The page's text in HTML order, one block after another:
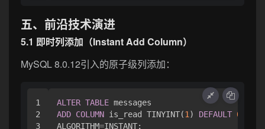
五、前沿技术演进
5.1 即时列添加（Instant Add Column）
MySQL 8.0.12引入的原子级列添加：
1
2
ALTER TABLE
ADD COLUMN is_read TINYINT(1 ) DEFAULT 0
ALGORITHM=